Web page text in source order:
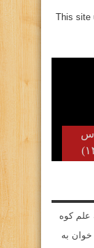
This site
علم کوه
به